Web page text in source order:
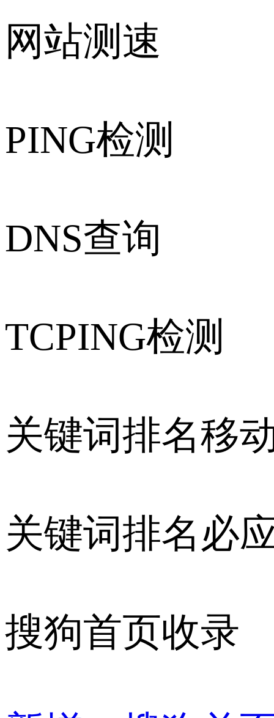
网站测速
PING检测
DNS查询
TCPING检测
关键词排名移
关键词排名必
搜狗首页收录